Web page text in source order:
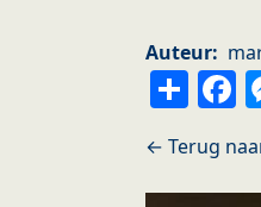
Auteur